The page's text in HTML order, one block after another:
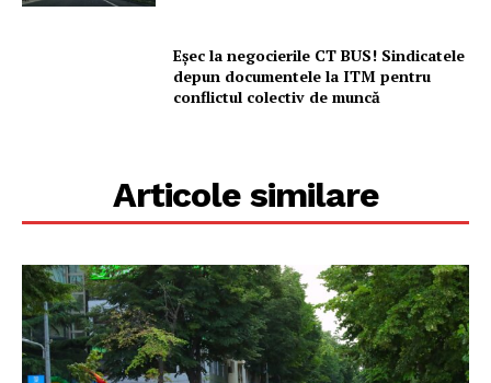
Eșec la negocierile CT BUS! Sindicatele
depun documentele la ITM pentru
conflictul colectiv de muncă
Articole similare